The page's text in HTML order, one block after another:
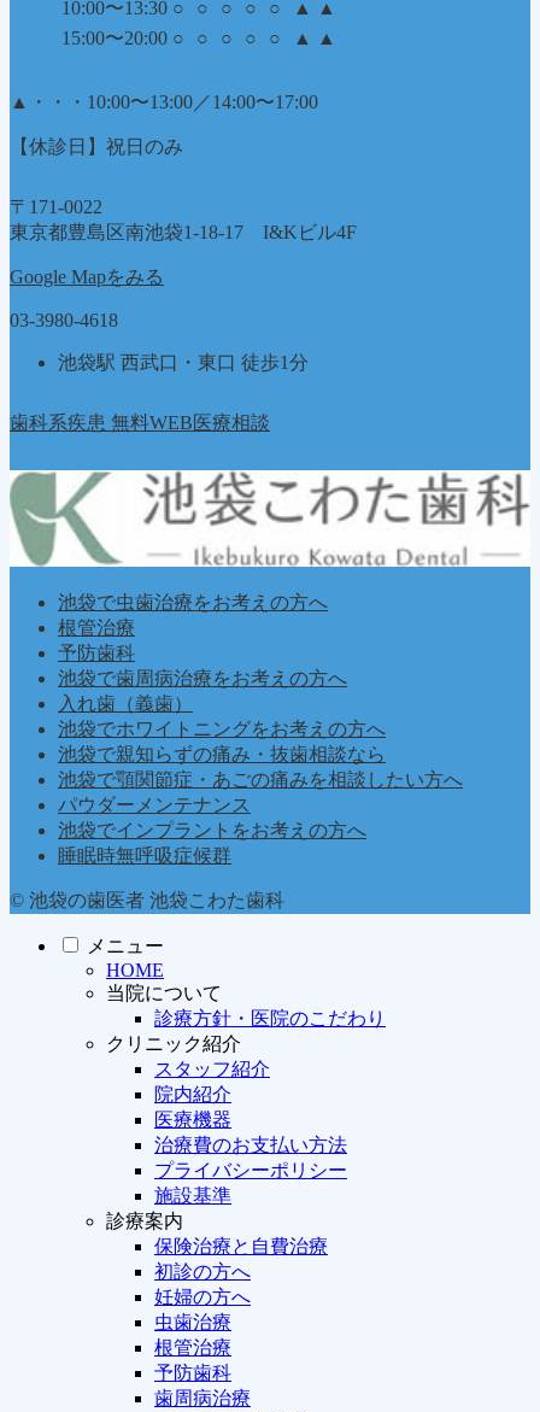
10:00〜13:30 ○ ○ ○ ○ ○ ▲
▲
15:00〜20:00 ○ ○ ○ ○ ○ ▲ ▲
▲ ・・・10:00〜13:00／14:00〜17:00
【休診日】祝日のみ
〒171-0022
東京都豊島区南池袋1-18-17 I&Kビル4F
Google Mapをみる
03-3980-4618
池袋駅 西武口・東口 徒歩1分
歯科系疾患 無料WEB医療相談
池袋で虫歯治療をお考えの方へ
根管治療
予防歯科
池袋で歯周病治療をお考えの方へ
入れ歯（義歯）
池袋でホワイトニングをお考えの方へ
池袋で親知らずの痛み・抜歯相談なら
池袋で顎関節症・あごの痛みを相談したい方へ
パウダーメンテナンス
池袋でインプラントをお考えの方へ
睡眠時無呼吸症候群
© 池袋の歯医者 池袋こわた歯科
メニュー
HOME
当院について
診療方針・医院のこだわり
クリニック紹介
スタッフ紹介
院内紹介
医療機器
治療費のお支払い方法
プライバシーポリシー
施設基準
診療案内
保険治療と自費治療
初診の方へ
妊婦の方へ
虫歯治療
根管治療
予防歯科
歯周病治療